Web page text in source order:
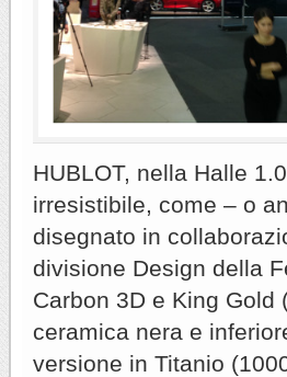
HUBLOT, nella Halle
irresistibile, come – o
disegnato in
divisione Design della
Carbon 3D e King
ceramica nera e
versione in Titanio